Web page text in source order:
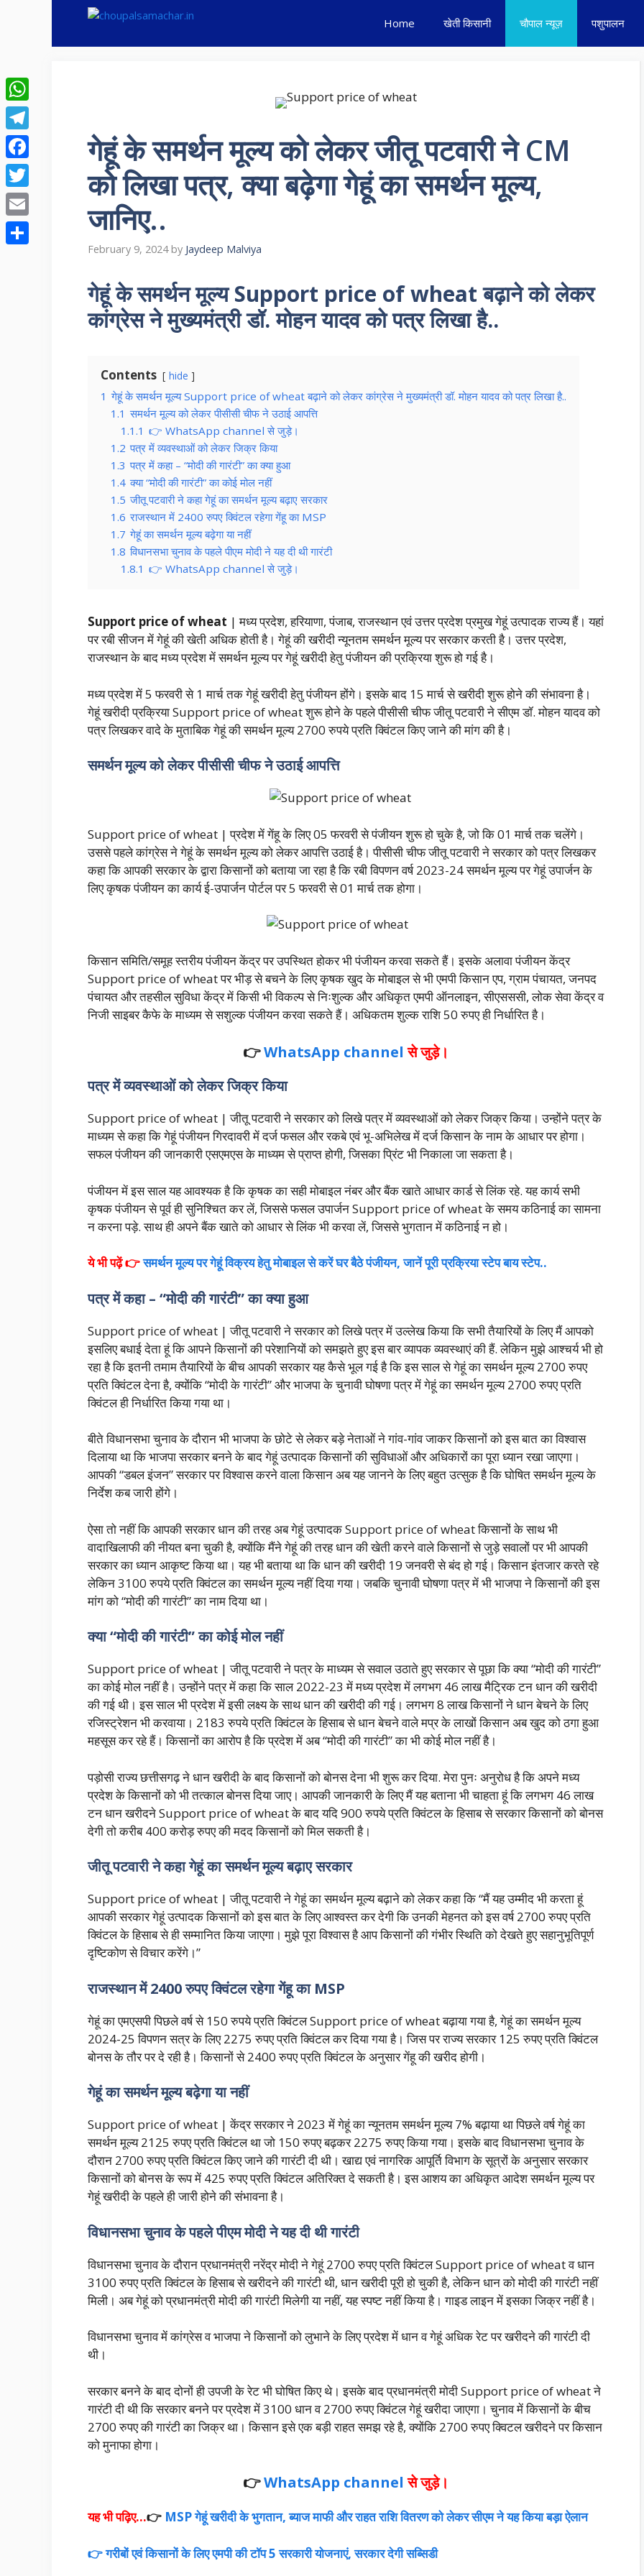
Home खेती किसानी चौपाल न्यूज़ पशुपालन
गेहूं के समर्थन मूल्य को लेकर जीतू पटवारी ने CM
को लिखा पत्र, क्या बढ़ेगा गेहूं का समर्थन मूल्य,
जानिए..
February 9, 2024 by Jaydeep Malviya
गेहूं के समर्थन मूल्य Support price of wheat बढ़ाने को लेकर
कांग्रेस ने मुख्यमंत्री डॉ. मोहन यादव को पत्र लिखा है..
Contents hide
1 गेहूं के समर्थन मूल्य Support price of wheat बढ़ाने को लेकर कांग्रेस ने मुख्यमंत्री डॉ. मोहन यादव को पत्र लिखा है..
1.1 समर्थन मूल्य को लेकर पीसीसी चीफ ने उठाई आपत्ति
1.1.1 👉 WhatsApp channel से जुड़े।
1.2 पत्र में व्यवस्थाओं को लेकर जिक्र किया
1.3 पत्र में कहा – “मोदी की गारंटी” का क्या हुआ
1.4 क्या “मोदी की गारंटी” का कोई मोल नहीं
1.5 जीतू पटवारी ने कहा गेहूं का समर्थन मूल्य बढ़ाए सरकार
1.6 राजस्थान में 2400 रुपए क्विंटल रहेगा गेंहू का MSP
1.7 गेहूं का समर्थन मूल्य बढ़ेगा या नहीं
1.8 विधानसभा चुनाव के पहले पीएम मोदी ने यह दी थी गारंटी
1.8.1 👉 WhatsApp channel से जुड़े।
Support price of wheat | मध्य प्रदेश, हरियाणा, पंजाब, राजस्थान एवं उत्तर प्रदेश प्रमुख गेहूं उत्पादक राज्य हैं। यहां
पर रबी सीजन में गेहूं की खेती अधिक होती है। गेहूं की खरीदी न्यूनतम समर्थन मूल्य पर सरकार करती है। उत्तर प्रदेश,
राजस्थान के बाद मध्य प्रदेश में समर्थन मूल्य पर गेहूं खरीदी हेतु पंजीयन की प्रक्रिया शुरू हो गई है।
मध्य प्रदेश में 5 फरवरी से 1 मार्च तक गेहूं खरीदी हेतु पंजीयन होंगे। इसके बाद 15 मार्च से खरीदी शुरू होने की संभावना है।
गेहूं खरीदी प्रक्रिया Support price of wheat शुरू होने के पहले पीसीसी चीफ जीतू पटवारी ने सीएम डॉ. मोहन यादव को
पत्र लिखकर वादे के मुताबिक गेहूं की समर्थन मूल्य 2700 रुपये प्रति क्विंटल किए जाने की मांग की है।
समर्थन मूल्य को लेकर पीसीसी चीफ ने उठाई आपत्ति
Support price of wheat | प्रदेश में गेंहू के लिए 05 फरवरी से पंजीयन शुरू हो चुके है, जो कि 01 मार्च तक चलेंगे।
उससे पहले कांग्रेस ने गेहूं के समर्थन मूल्य को लेकर आपत्ति उठाई है। पीसीसी चीफ जीतू पटवारी ने सरकार को पत्र लिखकर
कहा कि आपकी सरकार के द्वारा किसानों को बताया जा रहा है कि रबी विपणन वर्ष 2023-24 समर्थन मूल्य पर गेहूं उपार्जन के
लिए कृषक पंजीयन का कार्य ई-उपार्जन पोर्टल पर 5 फरवरी से 01 मार्च तक होगा।
किसान समिति/समूह स्तरीय पंजीयन केंद्र पर उपस्थित होकर भी पंजीयन करवा सकते हैं। इसके अलावा पंजीयन केंद्र
Support price of wheat पर भीड़ से बचने के लिए कृषक खुद के मोबाइल से भी एमपी किसान एप, ग्राम पंचायत, जनपद
पंचायत और तहसील सुविधा केंद्र में किसी भी विकल्प से निःशुल्क और अधिकृत एमपी ऑनलाइन, सीएसससी, लोक सेवा केंद्र व
निजी साइबर कैफे के माध्यम से सशुल्क पंजीयन करवा सकते हैं। अधिकतम शुल्क राशि 50 रुपए ही निर्धारित है।
👉WhatsApp channel से जुड़े।
पत्र में व्यवस्थाओं को लेकर जिक्र किया
Support price of wheat | जीतू पटवारी ने सरकार को लिखे पत्र में व्यवस्थाओं को लेकर जिक्र किया। उन्होंने पत्र के
माध्यम से कहा कि गेहूं पंजीयन गिरदावरी में दर्ज फसल और रकबे एवं भू-अभिलेख में दर्ज किसान के नाम के आधार पर होगा।
सफल पंजीयन की जानकारी एसएमएस के माध्यम से प्राप्त होगी, जिसका प्रिंट भी निकाला जा सकता है।
पंजीयन में इस साल यह आवश्यक है कि कृषक का सही मोबाइल नंबर और बैंक खाते आधार कार्ड से लिंक रहे. यह कार्य सभी
कृषक पंजीयन से पूर्व ही सुनिश्चित कर लें, जिससे फसल उपार्जन Support price of wheat के समय कठिनाई का सामना
न करना पड़े. साथ ही अपने बैंक खाते को आधार से लिंक भी करवा लें, जिससे भुगतान में कठिनाई न हो।
ये भी पढ़ें 👉समर्थन मूल्य पर गेहूं विक्रय हेतु मोबाइल से करें घर बैठे पंजीयन, जानें पूरी प्रक्रिया स्टेप बाय स्टेप..
पत्र में कहा – “मोदी की गारंटी” का क्या हुआ
Support price of wheat | जीतू पटवारी ने सरकार को लिखे पत्र में उल्लेख किया कि सभी तैयारियों के लिए मैं आपको
इसलिए बधाई देता हूं कि आपने किसानों की परेशानियों को समझते हुए इस बार व्यापक व्यवस्थाएं की हैं. लेकिन मुझे आश्चर्य भी हो
रहा है कि इतनी तमाम तैयारियों के बीच आपकी सरकार यह कैसे भूल गई है कि इस साल से गेहूं का समर्थन मूल्य 2700 रुपए
प्रति क्विंटल देना है, क्योंकि “मोदी के गारंटी” और भाजपा के चुनावी घोषणा पत्र में गेहूं का समर्थन मूल्य 2700 रुपए प्रति
क्विंटल ही निर्धारित किया गया था।
बीते विधानसभा चुनाव के दौरान भी भाजपा के छोटे से लेकर बड़े नेताओं ने गांव-गांव जाकर किसानों को इस बात का विश्वास
दिलाया था कि भाजपा सरकार बनने के बाद गेहूं उत्पादक किसानों की सुविधाओं और अधिकारों का पूरा ध्यान रखा जाएगा।
आपकी “डबल इंजन” सरकार पर विश्वास करने वाला किसान अब यह जानने के लिए बहुत उत्सुक है कि घोषित समर्थन मूल्य के
निर्देश कब जारी होंगे।
ऐसा तो नहीं कि आपकी सरकार धान की तरह अब गेहूं उत्पादक Support price of wheat किसानों के साथ भी
वादाखिलाफी की नीयत बना चुकी है, क्योंकि मैंने गेहूं की तरह धान की खेती करने वाले किसानों से जुड़े सवालों पर भी आपकी
सरकार का ध्यान आकृष्ट किया था। यह भी बताया था कि धान की खरीदी 19 जनवरी से बंद हो गई। किसान इंतजार करते रहे
लेकिन 3100 रुपये प्रति क्विंटल का समर्थन मूल्य नहीं दिया गया। जबकि चुनावी घोषणा पत्र में भी भाजपा ने किसानों की इस
मांग को “मोदी की गारंटी” का नाम दिया था।
क्या “मोदी की गारंटी” का कोई मोल नहीं
Support price of wheat | जीतू पटवारी ने पत्र के माध्यम से सवाल उठाते हुए सरकार से पूछा कि क्या “मोदी की गारंटी”
का कोई मोल नहीं है। उन्होंने पत्र में कहा कि साल 2022-23 में मध्य प्रदेश में लगभग 46 लाख मैट्रिक टन धान की खरीदी
की गई थी। इस साल भी प्रदेश में इसी लक्ष्य के साथ धान की खरीदी की गई। लगभग 8 लाख किसानों ने धान बेचने के लिए
रजिस्ट्रेशन भी करवाया। 2183 रुपये प्रति क्विंटल के हिसाब से धान बेचने वाले मप्र के लाखों किसान अब खुद को ठगा हुआ
महसूस कर रहे हैं। किसानों का आरोप है कि प्रदेश में अब “मोदी की गारंटी” का भी कोई मोल नहीं है।
पड़ोसी राज्य छत्तीसगढ़ ने धान खरीदी के बाद किसानों को बोनस देना भी शुरू कर दिया. मेरा पुनः अनुरोध है कि अपने मध्य
प्रदेश के किसानों को भी तत्काल बोनस दिया जाए। आपकी जानकारी के लिए मैं यह बताना भी चाहता हूं कि लगभग 46 लाख
टन धान खरीदने Support price of wheat के बाद यदि 900 रुपये प्रति क्विंटल के हिसाब से सरकार किसानों को बोनस
देगी तो करीब 400 करोड़ रुपए की मदद किसानों को मिल सकती है।
जीतू पटवारी ने कहा गेहूं का समर्थन मूल्य बढ़ाए सरकार
Support price of wheat | जीतू पटवारी ने गेहूं का समर्थन मूल्य बढ़ाने को लेकर कहा कि “मैं यह उम्मीद भी करता हूं
आपकी सरकार गेहूं उत्पादक किसानों को इस बात के लिए आश्वस्त कर देगी कि उनकी मेहनत को इस वर्ष 2700 रुपए प्रति
क्विंटल के हिसाब से ही सम्मानित किया जाएगा। मुझे पूरा विश्वास है आप किसानों की गंभीर स्थिति को देखते हुए सहानुभूतिपूर्ण
दृष्टिकोण से विचार करेंगे।”
राजस्थान में 2400 रुपए क्विंटल रहेगा गेंहू का MSP
गेहूं का एमएसपी पिछले वर्ष से 150 रुपये प्रति क्विंटल Support price of wheat बढ़ाया गया है, गेहूं का समर्थन मूल्य
2024-25 विपणन सत्र के लिए 2275 रुपए प्रति क्विंटल कर दिया गया है। जिस पर राज्य सरकार 125 रुपए प्रति क्विंटल
बोनस के तौर पर दे रही है। किसानों से 2400 रुपए प्रति क्विंटल के अनुसार गेंहू की खरीद होगी।
गेहूं का समर्थन मूल्य बढ़ेगा या नहीं
Support price of wheat | केंद्र सरकार ने 2023 में गेहूं का न्यूनतम समर्थन मूल्य 7% बढ़ाया था पिछले वर्ष गेहूं का
समर्थन मूल्य 2125 रुपए प्रति क्विंटल था जो 150 रुपए बढ़कर 2275 रुपए किया गया। इसके बाद विधानसभा चुनाव के
दौरान 2700 रुपए प्रति क्विंटल किए जाने की गारंटी दी थी। खाद्य एवं नागरिक आपूर्ति विभाग के सूत्रों के अनुसार सरकार
किसानों को बोनस के रूप में 425 रुपए प्रति क्विंटल अतिरिक्त दे सकती है। इस आशय का अधिकृत आदेश समर्थन मूल्य पर
गेहूं खरीदी के पहले ही जारी होने की संभावना है।
विधानसभा चुनाव के पहले पीएम मोदी ने यह दी थी गारंटी
विधानसभा चुनाव के दौरान प्रधानमंत्री नरेंद्र मोदी ने गेहूं 2700 रुपए प्रति क्विंटल Support price of wheat व धान
3100 रुपए प्रति क्विंटल के हिसाब से खरीदने की गारंटी थी, धान खरीदी पूरी हो चुकी है, लेकिन धान को मोदी की गारंटी नहीं
मिली। अब गेहूं को प्रधानमंत्री मोदी की गारंटी मिलेगी या नहीं, यह स्पष्ट नहीं किया है। गाइड लाइन में इसका जिक्र नहीं है।
विधानसभा चुनाव में कांग्रेस व भाजपा ने किसानों को लुभाने के लिए प्रदेश में धान व गेहूं अधिक रेट पर खरीदने की गारंटी दी
थी।
सरकार बनने के बाद दोनों ही उपजी के रेट भी घोषित किए थे। इसके बाद प्रधानमंत्री मोदी Support price of wheat ने
गारंटी दी थी कि सरकार बनने पर प्रदेश में 3100 धान व 2700 रुपए क्विंटल गेहूं खरीदा जाएगा। चुनाव में किसानों के बीच
2700 रुपए की गारंटी का जिक्र था। किसान इसे एक बड़ी राहत समझ रहे है, क्योंकि 2700 रुपए क्विटल खरीदने पर किसान
को मुनाफा होगा।
👉WhatsApp channel से जुड़े।
यह भी पढ़िए…👉 MSP गेहूं खरीदी के भुगतान, ब्याज माफी और राहत राशि वितरण को लेकर सीएम ने यह किया बड़ा ऐलान
👉 गरीबों एवं किसानों के लिए एमपी की टॉप 5 सरकारी योजनाएं, सरकार देगी सब्सिडी
WhatsApp
Telegram
Facebook
Twitter
Email